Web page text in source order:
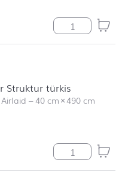
Tischläufer
Struktur türkis
–40 cm×490 cm
Tischläufer